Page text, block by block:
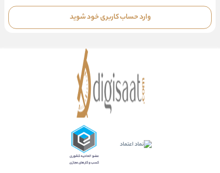
وارد حساب کاربری خود شوید